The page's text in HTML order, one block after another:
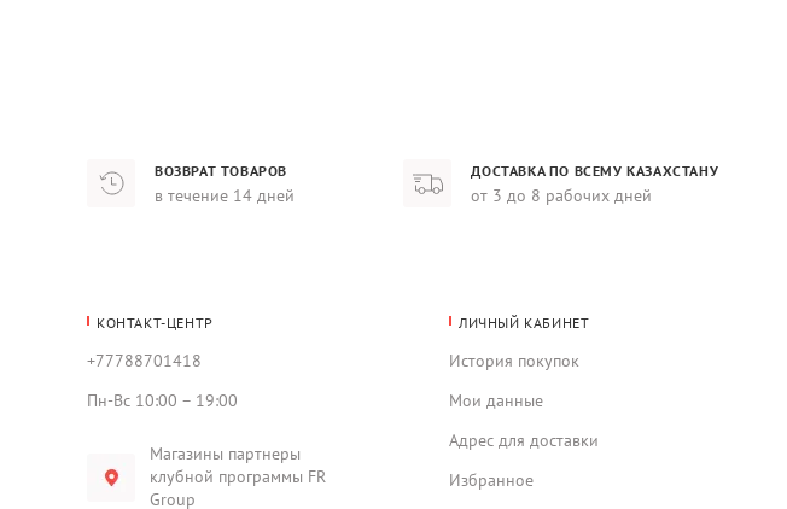
ВОЗВРАТ ТОВАРОВ
в течение 14 дней
ДОСТАВКА ПО ВСЕМУ КАЗАХСТАНУ
от 3 до 8 рабочих дней
КОНТАКТ-ЦЕНТР
+77788701418
Пн-Вс 10:00 – 19:00
Магазины партнеры
клубной программы FR
Group
ЛИЧНЫЙ КАБИНЕТ
История покупок
Мои данные
Адрес для доставки
Избранное